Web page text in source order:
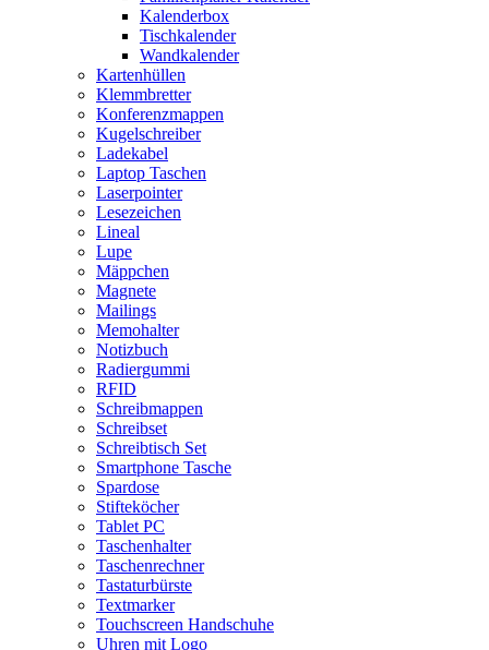
Kalenderbox
Tischkalender
Wandkalender
Kartenhüllen
Klemmbretter
Konferenzmappen
Kugelschreiber
Ladekabel
Laptop Taschen
Laserpointer
Lesezeichen
Lineal
Lupe
Mäppchen
Magnete
Mailings
Memohalter
Notizbuch
Radiergummi
RFID
Schreibmappen
Schreibset
Schreibtisch Set
Smartphone Tasche
Spardose
Stifteköcher
Tablet PC
Taschenhalter
Taschenrechner
Tastaturbürste
Textmarker
Touchscreen Handschuhe
Uhren mit Logo